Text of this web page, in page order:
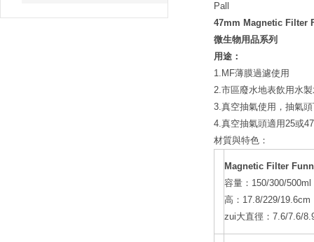
Pall
47mm Magnetic Filter
微生物用品系列
用途：
1.MF薄膜過濾使用
2.市區廢水地表飲用水
3.真空抽氣使用，抽
4.真空抽氣頭適用25或
材質與特色：
Magnetic Filter
容量：150/300/500ml
高：17.8/229/19.6cm
zui大直徑：7.6/7.6/